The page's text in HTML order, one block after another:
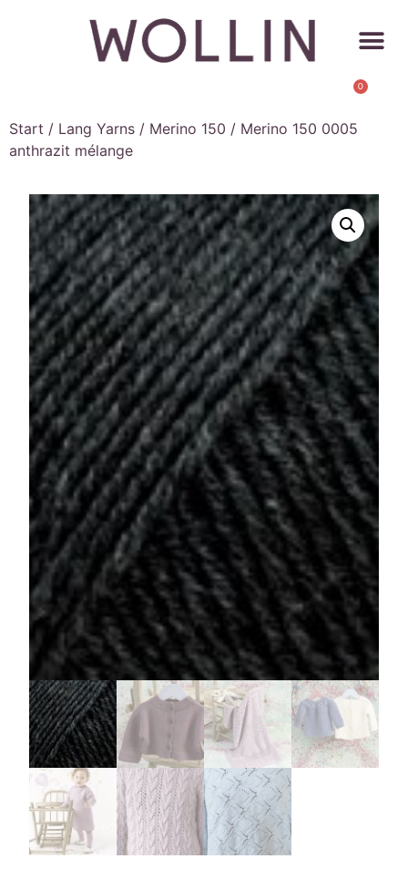
0
Start / Lang Yarns / Merino 150 / Merino 150 0005
anthrazit mélange